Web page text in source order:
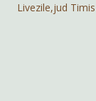
Livezile,jud Timis